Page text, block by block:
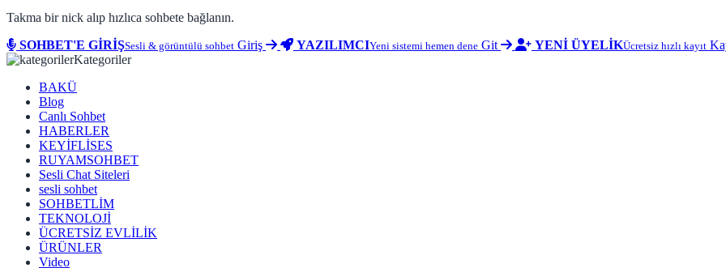
Takma bir nick alıp hızlıca sohbete bağlanın.
SOHBET'E GİRİŞSesli & görüntülü sohbet Giriş YAZILIMCIYeni sistemi hemen dene Git YENİ ÜYELİKÜcretsiz hızlı kayıt
Kategoriler
BAKÜ
Blog
Canlı Sohbet
HABERLER
KEYİFLİSES
RUYAMSOHBET
Sesli Chat Siteleri
sesli sohbet
SOHBETLİM
TEKNOLOJİ
ÜCRETSİZ EVLİLİK
ÜRÜNLER
Video